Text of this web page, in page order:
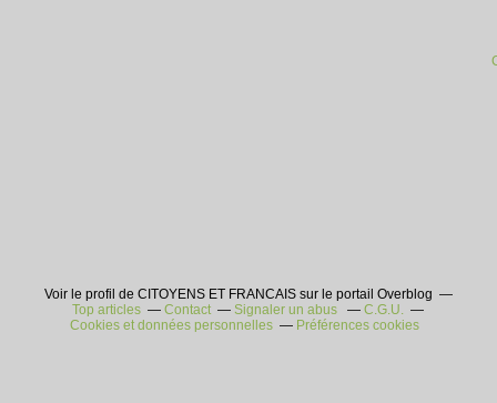
Voir le profil de CITOYENS ET FRANCAIS sur le portail Overblog
Top articles
Contact Signaler un abus
C.G.U.
Cookies et données personnelles
Préférences cookies